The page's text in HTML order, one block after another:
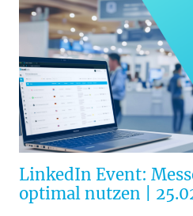
LinkedIn Event:
optimal nutzen |